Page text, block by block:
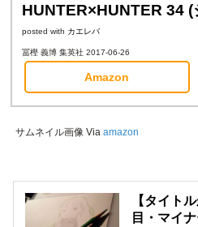
HUNTER×HUNTER 34
posted with カエレバ
冨樫 義博 集英社 2017-06-26
Amazon
サムネイル画像 Via amazon
【タイト
目・マイ